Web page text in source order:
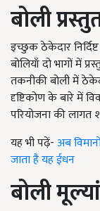
बोली
इच्छुक ठेकेदार
बोलियाँ दो भागों में
तकनीकी बोली में
दृष्टिकोण के बारे में
परियोजना की लागत
यह भी पढ़ें-अब
जाता है यह ईधन
बोली